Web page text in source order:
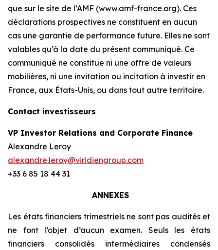
que sur le site de l’AMF (www.amf-france.org). Ces
déclarations prospectives ne constituent en aucun
cas une garantie de performance future. Elles ne sont
valables qu’à la date du présent communiqué. Ce
communiqué ne constitue ni une offre de valeurs
mobilières, ni une invitation ou incitation à investir en
France, aux États-Unis, ou dans tout autre territoire.
Contact investisseurs
VP Investor Relations and Corporate Finance
Alexandre Leroy
alexandre.leroy@viridiengroup.com
+33 6 85 18 44 31
ANNEXES
Les états financiers trimestriels ne sont pas audités et
ne font l’objet d’aucun examen. Seuls les états
financiers consolidés intermédiaires condensés